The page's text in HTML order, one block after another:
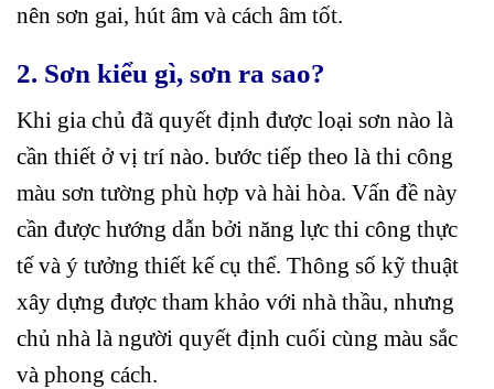
nên sơn gai, hút âm và cách âm tốt.
2. Sơn kiểu gì, sơn ra sao?
Khi gia chủ đã quyết định được loại sơn nào là
cần thiết ở vị trí nào. bước tiếp theo là thi công
màu sơn tường phù hợp và hài hòa. Vấn đề này
cần được hướng dẫn bởi năng lực thi công thực
tế và ý tưởng thiết kế cụ thể. Thông số kỹ thuật
xây dựng được tham khảo với nhà thầu, nhưng
chủ nhà là người quyết định cuối cùng màu sắc
và phong cách.